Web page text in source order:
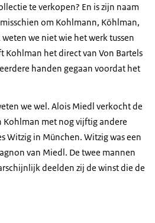
te verkopen? En is zijn naam
om Kohlmann, Köhlman,
we niet wie het werk tussen
Kohlman het direct van Von Bartels
handen gegaan voordat het
we wel. Alois Miedl verkocht de
met nog vijftig andere
Witzig in München. Witzig was een
van Miedl. De twee mannen
deelden zij de winst die de